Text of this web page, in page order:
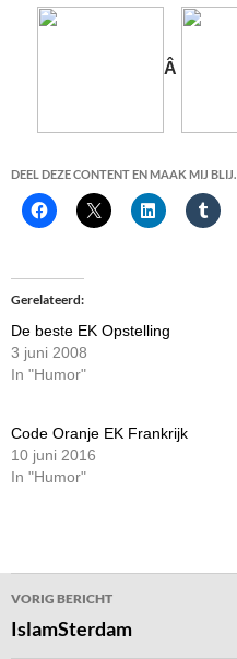
Â
DEEL DEZE CONTENT EN MAAK MIJ BLIJ.
Gerelateerd
De beste EK Opstelling
3 juni 2008
In "Humor"
Code Oranje EK Frankrijk
10 juni 2016
In "Humor"
Bericht
navigatie
VORIG BERICHT
IslamSterdam